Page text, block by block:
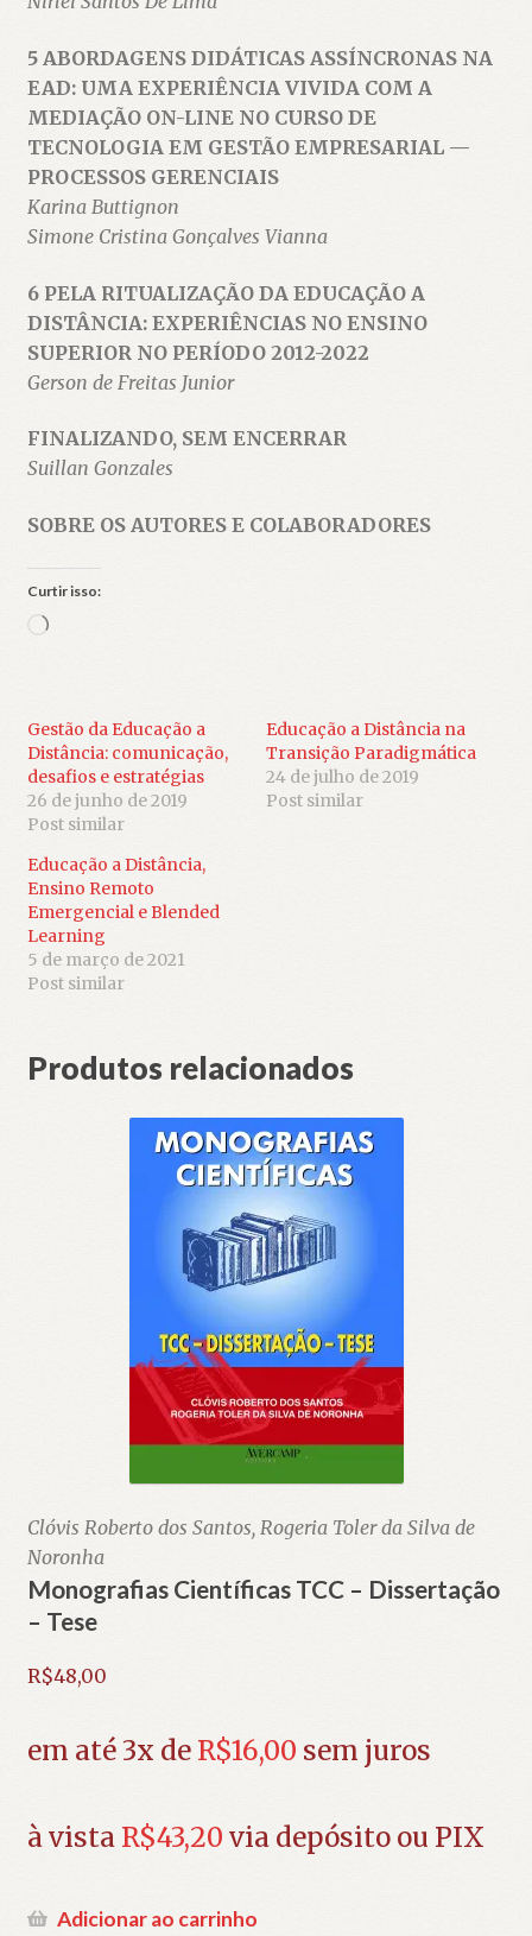
5 ABORDAGENS DIDÁTICAS ASSÍNCRONAS NA
EAD: UMA EXPERIÊNCIA VIVIDA COM A
MEDIAÇÃO ON-LINE NO CURSO DE
TECNOLOGIA EM GESTÃO EMPRESARIAL —
PROCESSOS GERENCIAIS
Karina Buttignon
Simone Cristina Gonçalves Vianna
6 PELA RITUALIZAÇÃO DA EDUCAÇÃO A
DISTÂNCIA: EXPERIÊNCIAS NO ENSINO
SUPERIOR NO PERÍODO 2012-2022
Gerson de Freitas Junior
FINALIZANDO, SEM ENCERRAR
Suillan Gonzales
SOBRE OS AUTORES E COLABORADORES
Curtir isso:
Carregando...
Gestão da Educação a
Distância: comunicação,
desafios e estratégias
26 de junho de 2019
Post similar
Educação a Distância na
Transição Paradigmática
24 de julho de 2019
Post similar
Educação a Distância,
Ensino Remoto
Emergencial e Blended
Learning
5 de março de 2021
Post similar
Produtos relacionados
Clóvis Roberto dos Santos, Rogeria Toler da Silva de
Noronha
Monografias Científicas TCC – Dissertação
– Tese
R$48,00
em até 3x de R$16,00 sem juros
à vista R$43,20 via depósito ou PIX
Adicionar ao carrinho